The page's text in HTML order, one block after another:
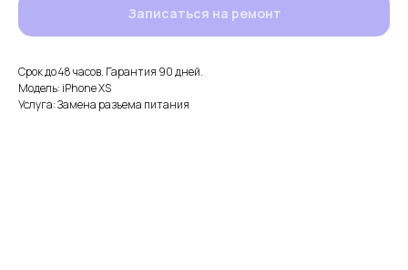
Записаться на ремонт
Срок до 48 часов. Гарантия 90 дней.
Модель: iPhone XS
Услуга: Замена разъема питания